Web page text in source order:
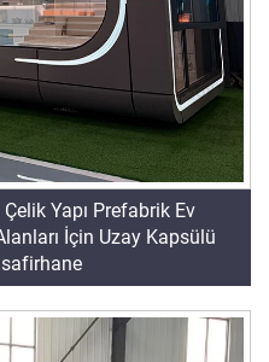
Yapı Prefabrik Ev
İçin Uzay Kapsülü